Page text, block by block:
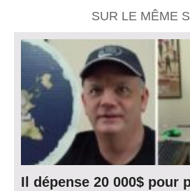
SUR LE MÊME
Il dépense 20 000$ pour